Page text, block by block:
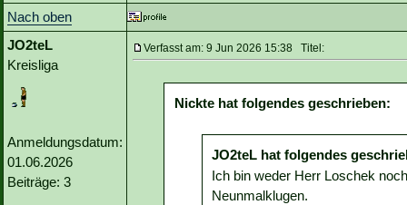
Nach oben
JO2teL
Kreisliga
Anmeldungsdatum:
01.06.2026
Beiträge: 3
Verfasst am: 9 Jun 2026 15:38 Titel:
Nickte hat folgendes geschrieben:
JO2teL hat folgendes
Ich bin weder Herr Loschek
Neunmalklugen.